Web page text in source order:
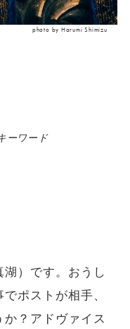
photo by Harumi Shimizu
ーワード
）です。おうし
ポストが相手、
？アドヴァイス